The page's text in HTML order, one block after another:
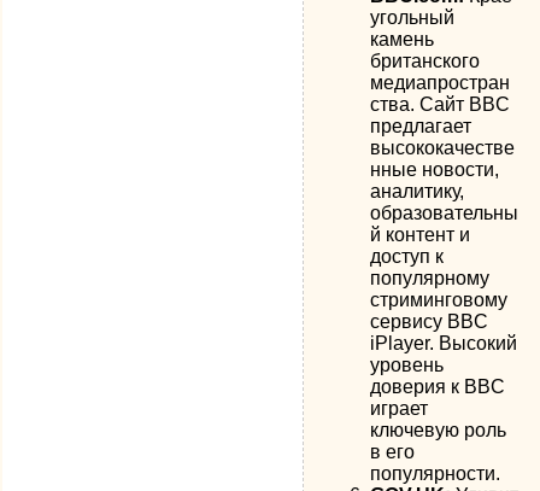
угольный
камень
британского
медиапростран
ства. Сайт BBC
предлагает
высококачестве
нные новости,
аналитику,
образовательны
й контент и
доступ к
популярному
стриминговому
сервису BBC
iPlayer. Высокий
уровень
доверия к BBC
играет
ключевую роль
в его
популярности.